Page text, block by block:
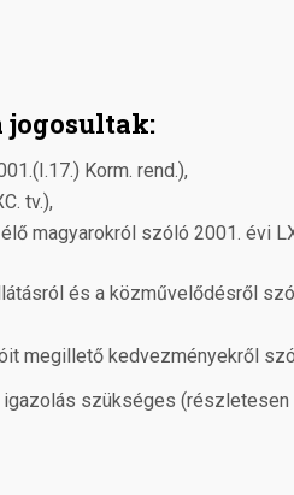
jogosultak:
Korm. rend.),
tv.),
magyarokról szóló 2001. évi
és a közművelődésről
megillető kedvezményekről
szükséges (részletesen